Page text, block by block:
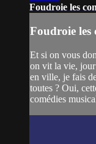
Foudroie les
Foudroie les
Et si on vous
on vit la vie,
en ville, je fais
toutes ? Oui,
comédies